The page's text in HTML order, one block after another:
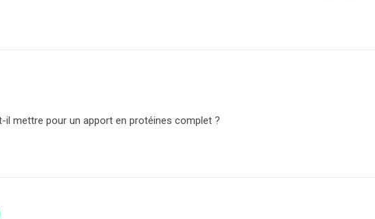
mettre pour un apport en protéines complet ?